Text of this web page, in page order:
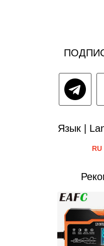
Язык |
RU